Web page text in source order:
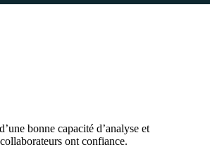
bonne capacité d’analyse et
ont confiance.